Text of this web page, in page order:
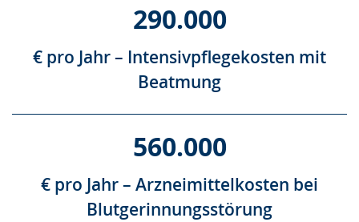
290.000
€ pro Jahr – Intensivpflegekosten mit
Beatmung
560.000
€ pro Jahr – Arzneimittelkosten bei
Blutgerinnungsstörung